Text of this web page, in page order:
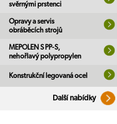
svěrnými prstenci
Opravy a servis
obráběcích strojů
MEPOLEN S PP-S,
nehořlavý polypropylen
Konstrukční legovaná ocel
Další nabídky